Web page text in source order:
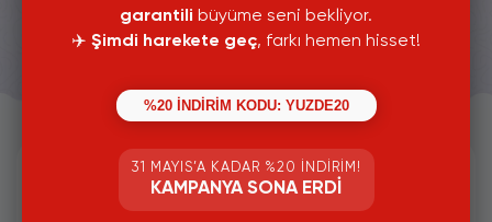
4Kategori
Takipçi Satın Al
Hizmetleri
İncele
garantili büyüme seni bekliyor.
✈️ Şimdi harekete geç, farkı hemen hisset!
%20 İNDİRİM KODU: YUZDE20
31 MAYIS’A KADAR %20 İNDIRIM!
KAMPANYA SONA ERDI